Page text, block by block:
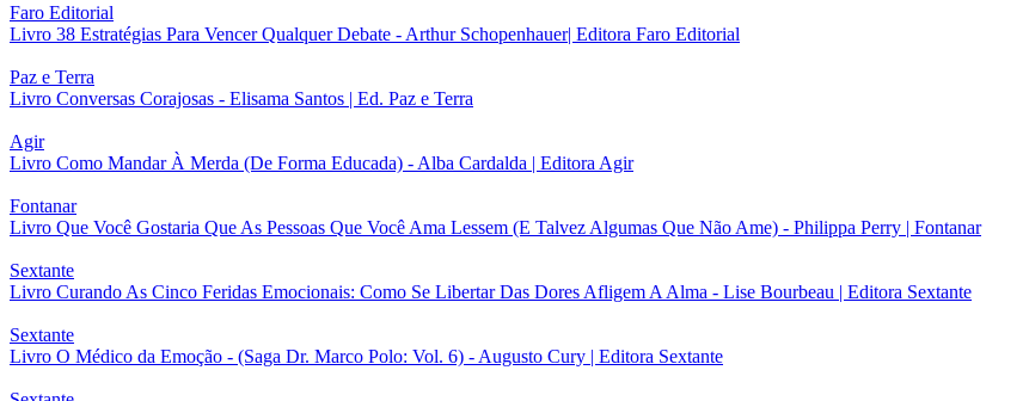
Faro Editorial
Livro 38 Estratégias Para Vencer Qualquer Debate - Arthur Schopenhauer| Editora Faro Editorial
Paz e Terra
Livro Conversas Corajosas - Elisama Santos | Ed. Paz e Terra
Agir
Livro Como Mandar À Merda (De Forma Educada) - Alba Cardalda | Editora Agir
Fontanar
Livro Que Você Gostaria Que As Pessoas Que Você Ama Lessem (E Talvez Algumas Que Não Ame) - Philippa Perry | Fontanar
Sextante
Livro Curando As Cinco Feridas Emocionais: Como Se Libertar Das Dores Afligem A Alma - Lise Bourbeau | Editora Sextante
Sextante
Livro O Médico da Emoção - (Saga Dr. Marco Polo: Vol. 6) - Augusto Cury | Editora Sextante